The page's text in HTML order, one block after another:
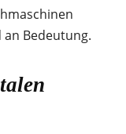
Bedeutung.